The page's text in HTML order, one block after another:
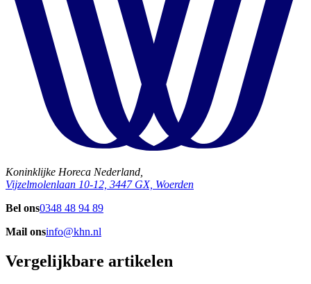
Koninklijke Horeca Nederland,
Vijzelmolenlaan 10-12, 3447 GX, Woerden
Bel ons0348 48 94 89
Mail onsinfo@khn.nl
Vergelijkbare artikelen